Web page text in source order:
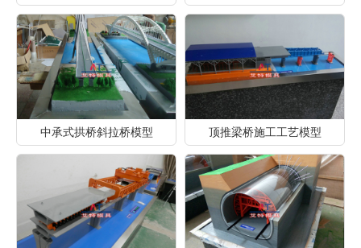
中承式拱桥斜拉桥模型 顶推梁桥施工工艺模型